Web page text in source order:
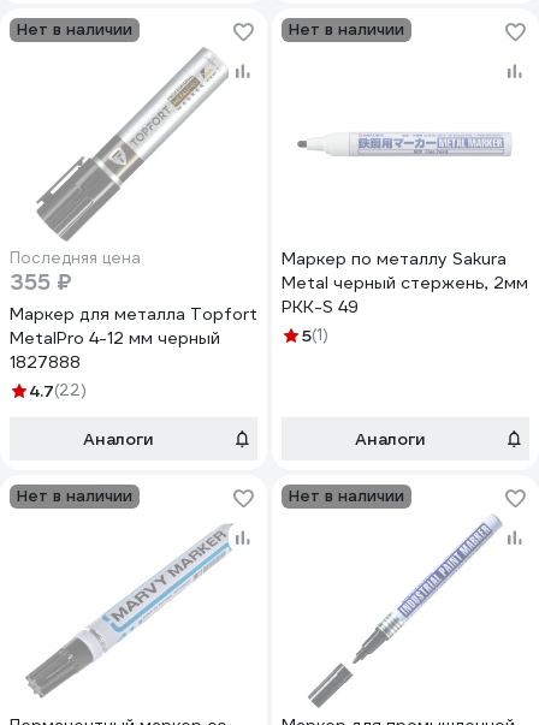
Нет в наличии
Последняя цена
355 ₽
Маркер для металла Topfort
MetalPro 4-12 мм черный
1827888
4.7(22)
Аналоги
Нет в наличии
Маркер по металлу Sakura
Metal черный стержень, 2мм
PKK-S 49
5(1)
Аналоги
Нет в наличии Нет в наличии